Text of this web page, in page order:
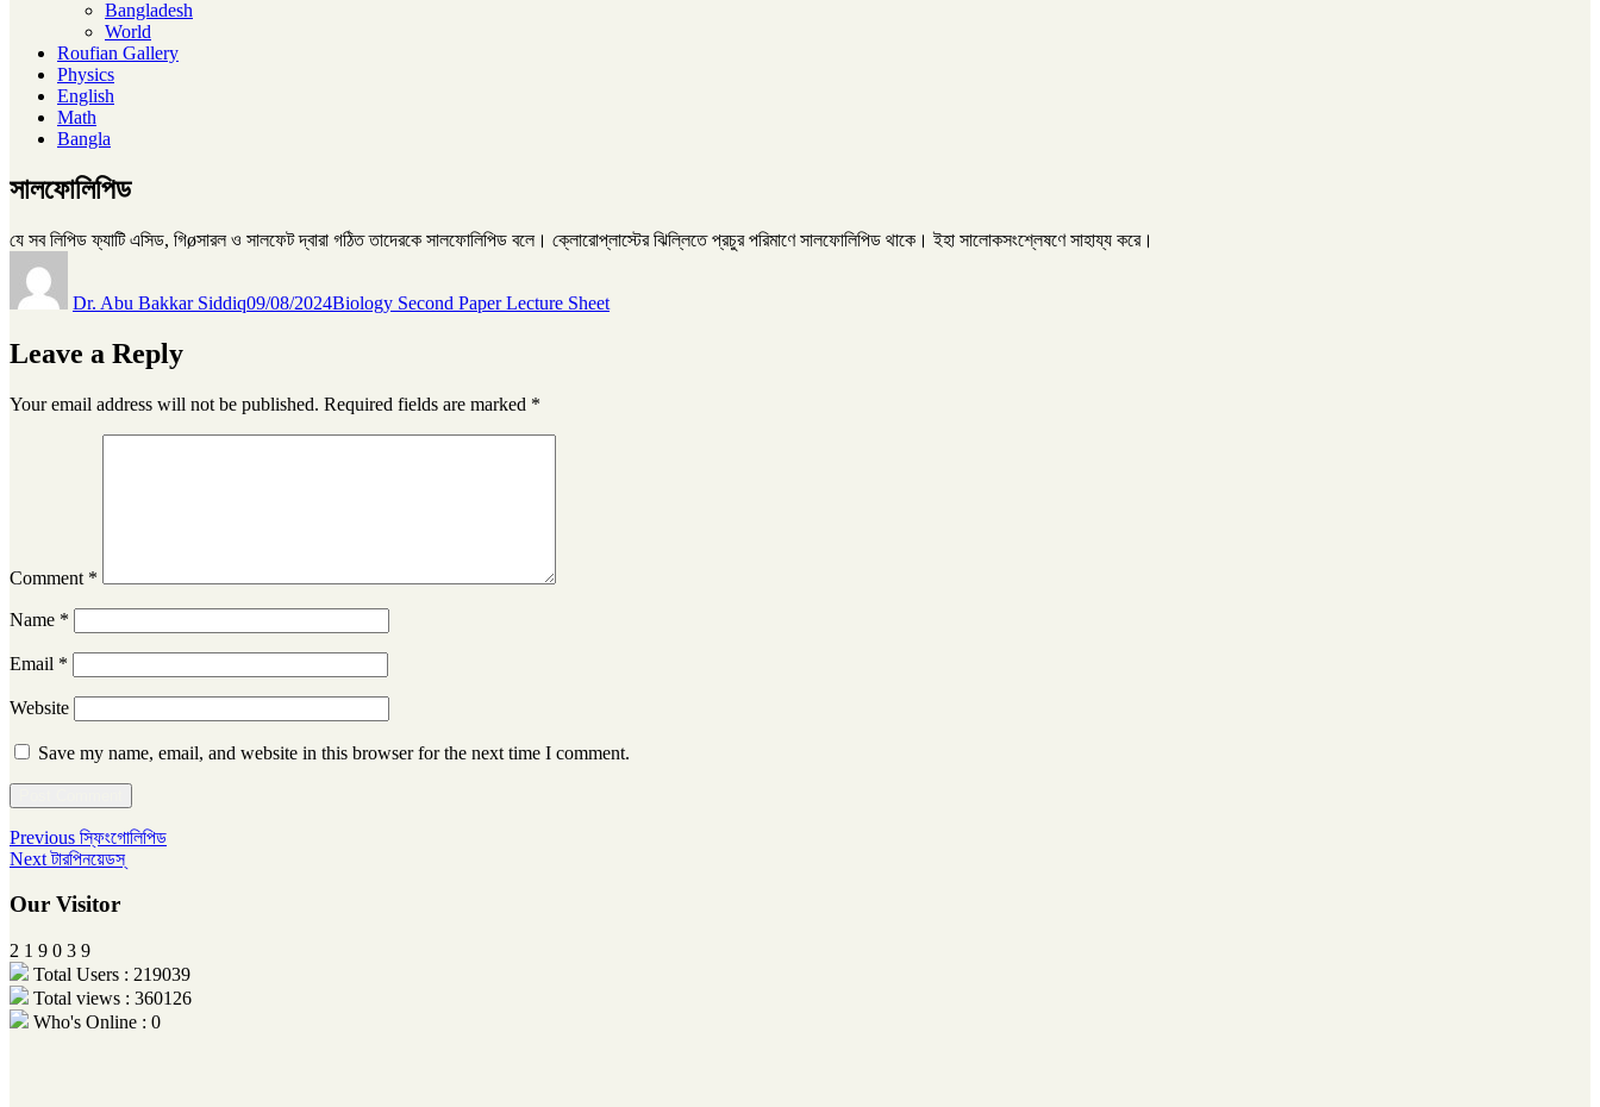
Bangladesh
World
Roufian Gallery
Physics
English
Math
Bangla
সালফোলিপিড
যে সব লিপিড ফ্যাটি এসিড, গিøসারল ও সালফেট দ্বারা গঠিত তাদেরকে সালফোলিপিড বলে। ক্লোরোপ্লাস্টের ঝিল্লিতে প্রচুর পরিমাণে সালফোলিপিড থাকে। ইহা সালোকসংশ্লেষণে সাহায্য করে।
Dr. Abu Bakkar Siddiq09/08/2024Biology Second Paper Lecture Sheet
Leave a Reply
Your email address will not be published. Required fields are marked *
Comment *
Name *
Email *
Website
Save my name, email, and website in this browser for the next time I comment.
Post
navigation
Previous Previous
post:
স্ফিংগোলিপিড
NextNext
টারপিনয়েডস্
Our Visitor
2 1 9 0 3 9
Total Users : 219039
Total views : 360126
Who's Online : 0